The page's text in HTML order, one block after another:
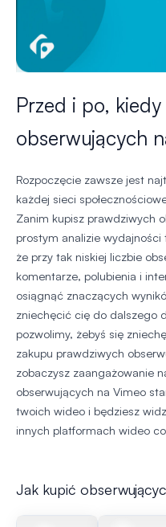
Przed i po,
obserwujących
Rozpoczęcie zawsze jest
każdej sieci
Zanim kupisz prawdziwych
prostym analizie
że przy tak niskiej liczbie
komentarze, polubienia i
osiągnąć znaczących
zniechęcić cię do dalszego
pozwolimy, żebyś się
zakupu prawdziwych
zobaczysz zaangażowanie
obserwujących na Vimeo
twoich wideo i będziesz
innych platformach wideo
Jak kupić